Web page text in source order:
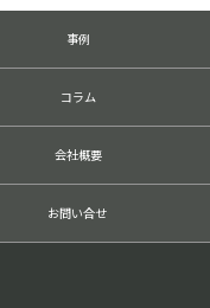
事例
コラム
会社概要
お問い合せ